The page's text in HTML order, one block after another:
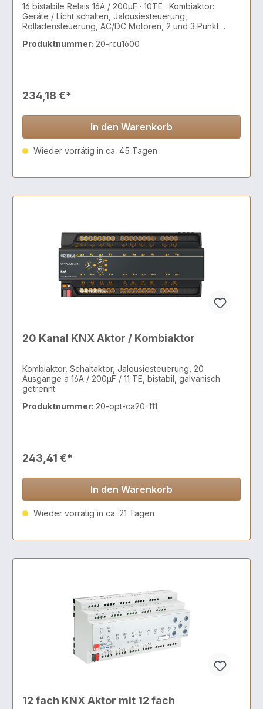
16 bistabile Relais 16A / 200µF · 10TE · Kombiaktor:
Geräte / Licht schalten, Jalousiesteuerung,
Rolladensteuerung, AC/DC Motoren, 2 und 3 Punkt
Produktnummer: 20-rcu1600
234,18 €*
In den Warenkorb
Wieder vorrätig in ca. 45 Tagen
20 Kanal KNX Aktor / Kombiaktor
Kombiaktor, Schaltaktor, Jalousiesteuerung, 20
Ausgänge a 16A / 200µF / 11 TE, bistabil, galvanisch
getrennt
Produktnummer: 20-opt-ca20-111
243,41 €*
In den Warenkorb
Wieder vorrätig in ca. 21 Tagen
12 fach KNX Aktor mit 12 fach